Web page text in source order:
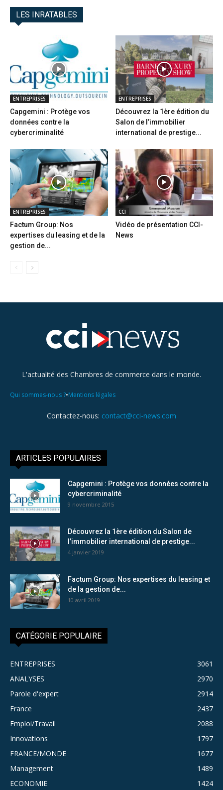
LES INRATABLES
ENTREPRISES
Capgemini : Protège vos
données contre la
cybercriminalité
ENTREPRISES
Découvrez la 1ère édition du
Salon de l’immobilier
international de prestige...
ENTREPRISES
Factum Group: Nos
expertises du leasing et de la
gestion de...
CCI
Vidéo de présentation CCI-
News
L'actualité des Chambres de commerce dans le monde.
Qui sommes-nous ?•Mentions légales
Contactez-nous: contact@cci-news.com
ARTICLES POPULAIRES
Capgemini : Protège vos données contre la
cybercriminalité
9 novembre 2015
Découvrez la 1ère édition du Salon de
l’immobilier international de prestige...
4 janvier 2019
Factum Group: Nos expertises du leasing et
de la gestion de...
10 avril 2019
CATÉGORIE POPULAIRE
ENTREPRISES
3061
ANALYSES
2970
Parole d'expert
2914
France
2437
Emploi/Travail
2088
Innovations
1797
FRANCE/MONDE
1677
Management
1489
ECONOMIE
1424